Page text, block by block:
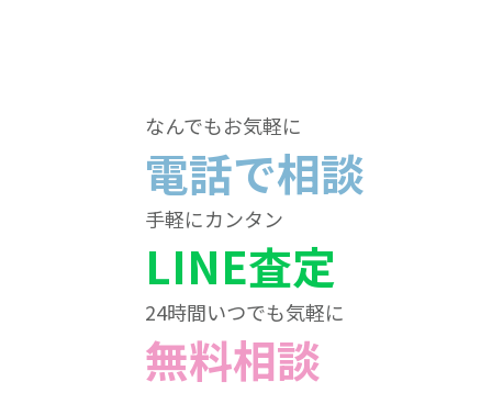
なんでもお気軽に
電話で相談
手軽にカンタン
LINE査定
24時間いつでも気軽に
無料相談